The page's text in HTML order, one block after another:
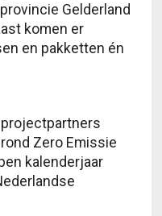
Gelderland
komen er
en pakketten én
projectpartners
Zero Emissie
kalenderjaar